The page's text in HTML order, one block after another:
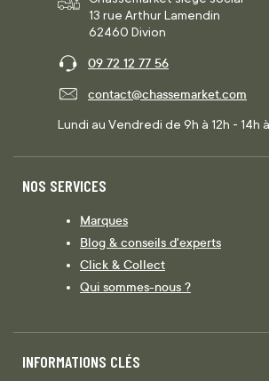
13 rue Arthur Lamendin
62460 Divion
09 72 12 77 56
contact@chassemarket.com
Lundi au Vendredi de 9h à 12h - 14h
NOS SERVICES
Marques
Blog & conseils d'experts
Click & Collect
Qui sommes-nous ?
INFORMATIONS CLÉS